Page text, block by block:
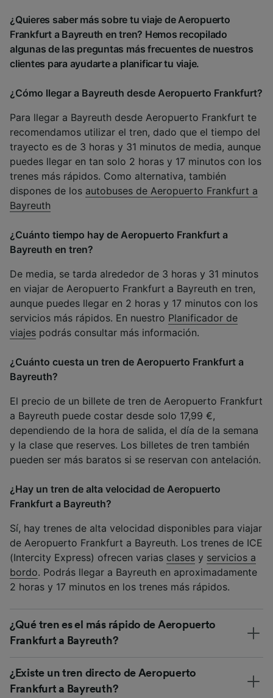
¿Quieres saber más sobre tu viaje de Aeropuerto
Frankfurt a Bayreuth en tren? Hemos recopilado
algunas de las preguntas más frecuentes de nuestros
clientes para ayudarte a planificar tu viaje.
¿Cómo llegar a Bayreuth desde Aeropuerto Frankfurt?
Para llegar a Bayreuth desde Aeropuerto Frankfurt te
recomendamos utilizar el tren, dado que el tiempo del
trayecto es de 3 horas y 31 minutos de media, aunque
puedes llegar en tan solo 2 horas y 17 minutos con los
trenes más rápidos. Como alternativa, también
dispones de los autobuses de Aeropuerto Frankfurt a
Bayreuth
¿Cuánto tiempo hay de Aeropuerto Frankfurt a
Bayreuth en tren?
De media, se tarda alrededor de 3 horas y 31 minutos
en viajar de Aeropuerto Frankfurt a Bayreuth en tren,
aunque puedes llegar en 2 horas y 17 minutos con los
servicios más rápidos. En nuestro Planificador de
viajes podrás consultar más información.
¿Cuánto cuesta un tren de Aeropuerto Frankfurt a
Bayreuth?
El precio de un billete de tren de Aeropuerto Frankfurt
a Bayreuth puede costar desde solo 17,99 €,
dependiendo de la hora de salida, el día de la semana
y la clase que reserves. Los billetes de tren también
pueden ser más baratos si se reservan con antelación.
¿Hay un tren de alta velocidad de Aeropuerto
Frankfurt a Bayreuth?
Sí, hay trenes de alta velocidad disponibles para viajar
de Aeropuerto Frankfurt a Bayreuth. Los trenes de ICE
(Intercity Express) ofrecen varias clases y servicios a
bordo. Podrás llegar a Bayreuth en aproximadamente
2 horas y 17 minutos en los trenes más rápidos.
¿Qué tren es el más rápido de Aeropuerto
Frankfurt a Bayreuth?
¿Existe un tren directo de Aeropuerto
Frankfurt a Bayreuth?